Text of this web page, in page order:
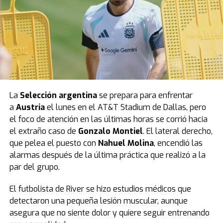
La Selección argentinase prepara para enfrentar
a Austriael lunes en el AT&T Stadium de Dallas, pero
el foco de atención en las últimas horas se corrió hacia
el extraño caso de Gonzalo Montiel. El lateral derecho,
que pelea el puesto con Nahuel Molina, encendió las
alarmas después de la última práctica que realizó a la
par del grupo.
El futbolista de River se hizo estudios médicos que
detectaron una pequeña lesión muscular, aunque
asegura que no siente dolor y quiere seguir entrenando